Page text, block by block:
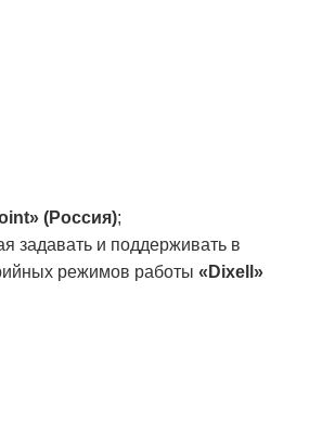
(Россия);
задавать и поддерживать в
режимов работы «Dixell»